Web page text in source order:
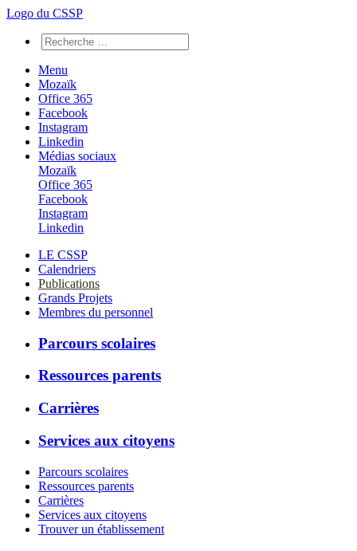
Logo du CSSP
Menu
Mozaïk
Office 365
Facebook
Instagram
Linkedin
Médias sociaux
Mozaïk
Office 365
Facebook
Instagram
Linkedin
LE CSSP
Calendriers
Publications
Grands Projets
Membres du personnel
Parcours scolaires
Ressources parents
Carrières
Services aux citoyens
Parcours scolaires
Ressources parents
Carrières
Services aux citoyens
Trouver un établissement